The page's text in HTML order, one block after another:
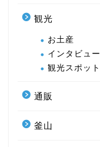
観光
お土産
インタビュー
観光スポット
通販
釜山